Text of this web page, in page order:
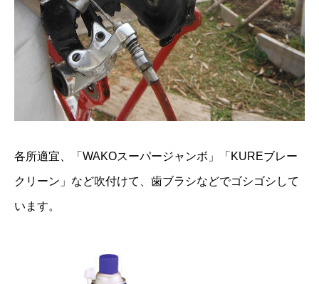
各所適宜、「WAKOスーパージャンボ」「KUREブレー
クリーン」など吹付けて、歯ブラシなどでゴシゴシして
います。